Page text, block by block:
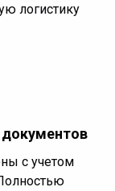
логистику
с учетом